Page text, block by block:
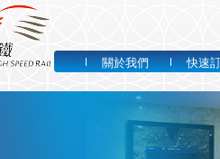
關於我們 快速